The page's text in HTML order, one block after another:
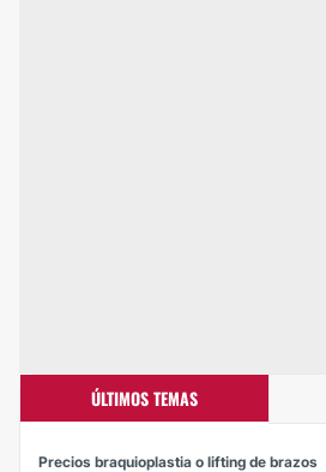
ÚLTIMOS TEMAS
Precios braquioplastia o lifting de brazos